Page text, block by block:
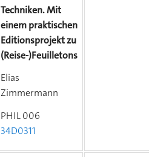
Techniken. Mit
einem praktischen
Editionsprojekt zu
(Reise-)Feuilletons
Elias
Zimmermann
PHIL 006
34D0311